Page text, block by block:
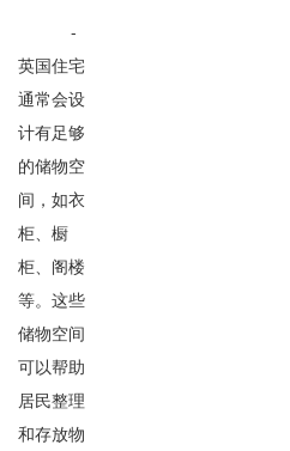
-
英国住宅
通常会设
计有足够
的储物空
间，如衣
柜、橱
柜、阁楼
等。这些
储物空间
可以帮助
居民整理
和存放物